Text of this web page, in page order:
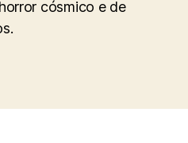
cósmico e de